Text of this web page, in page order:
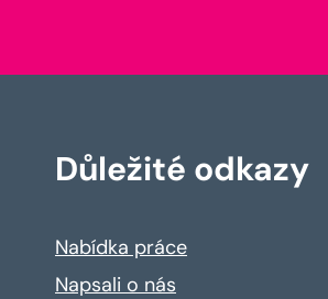
Důležité odkazy
Nabídka práce
Napsali o nás